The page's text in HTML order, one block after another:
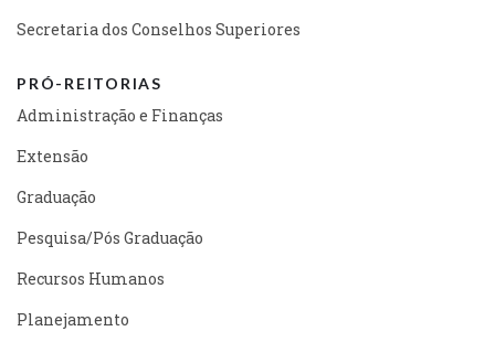
Secretaria dos Conselhos Superiores
PRÓ-REITORIAS
Administração e Finanças
Extensão
Graduação
Pesquisa/Pós Graduação
Recursos Humanos
Planejamento